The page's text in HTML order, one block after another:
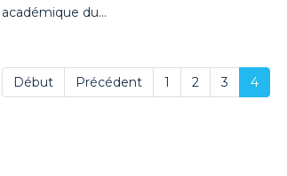
académique du...
Début Précédent 1 2 3 4